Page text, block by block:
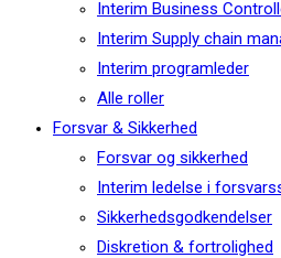
Interim Business
Interim Supply chain
Interim programleder
Alle roller
Forsvar & Sikkerhed
Forsvar og sikkerhed
Interim ledelse i
Sikkerhedsgodkendelser
Diskretion & fortrolighed